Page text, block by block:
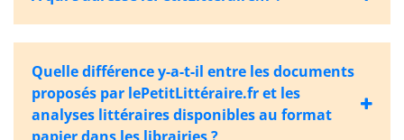
Quelle différence y-a-t-il entre les documents
proposés par lePetitLittéraire.fr et les
analyses littéraires disponibles au format